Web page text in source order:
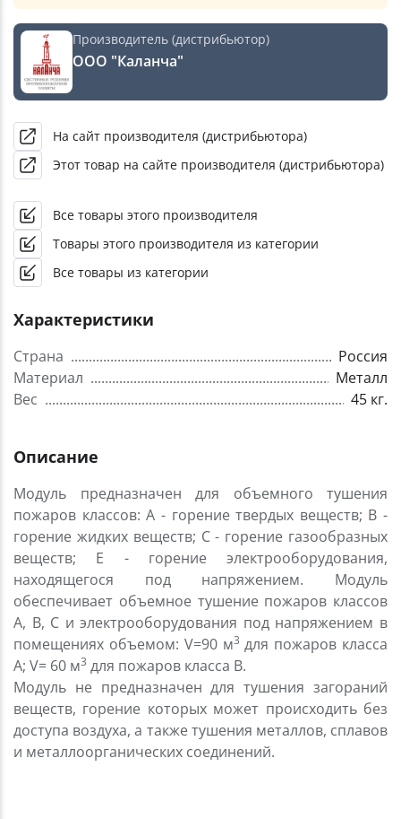
Производитель (дистрибьютор)
ООО "Каланча"
На сайт производителя (дистрибьютора)
Этот товар на сайте производителя (дистрибьютора)
Все товары этого производителя
Товары этого производителя из категории
Все товары из категории
Характеристики
Страна
Россия
Материал
Металл
Вес
45 кг.
Описание
Модуль предназначен для объемного тушения
пожаров классов: А - горение твердых веществ; В -
горение жидких веществ; С - горение газообразных
веществ; Е - горение электрооборудования,
находящегося под напряжением. Модуль
обеспечивает объемное тушение пожаров классов
А, В, С и электрооборудования под напряжением в
помещениях объемом: V=90 м3 для пожаров класса
А; V= 60 м3 для пожаров класса В.
Модуль не предназначен для тушения загораний
веществ, горение которых может происходить без
доступа воздуха, а также тушения металлов, сплавов
и металлоорганических соединений.